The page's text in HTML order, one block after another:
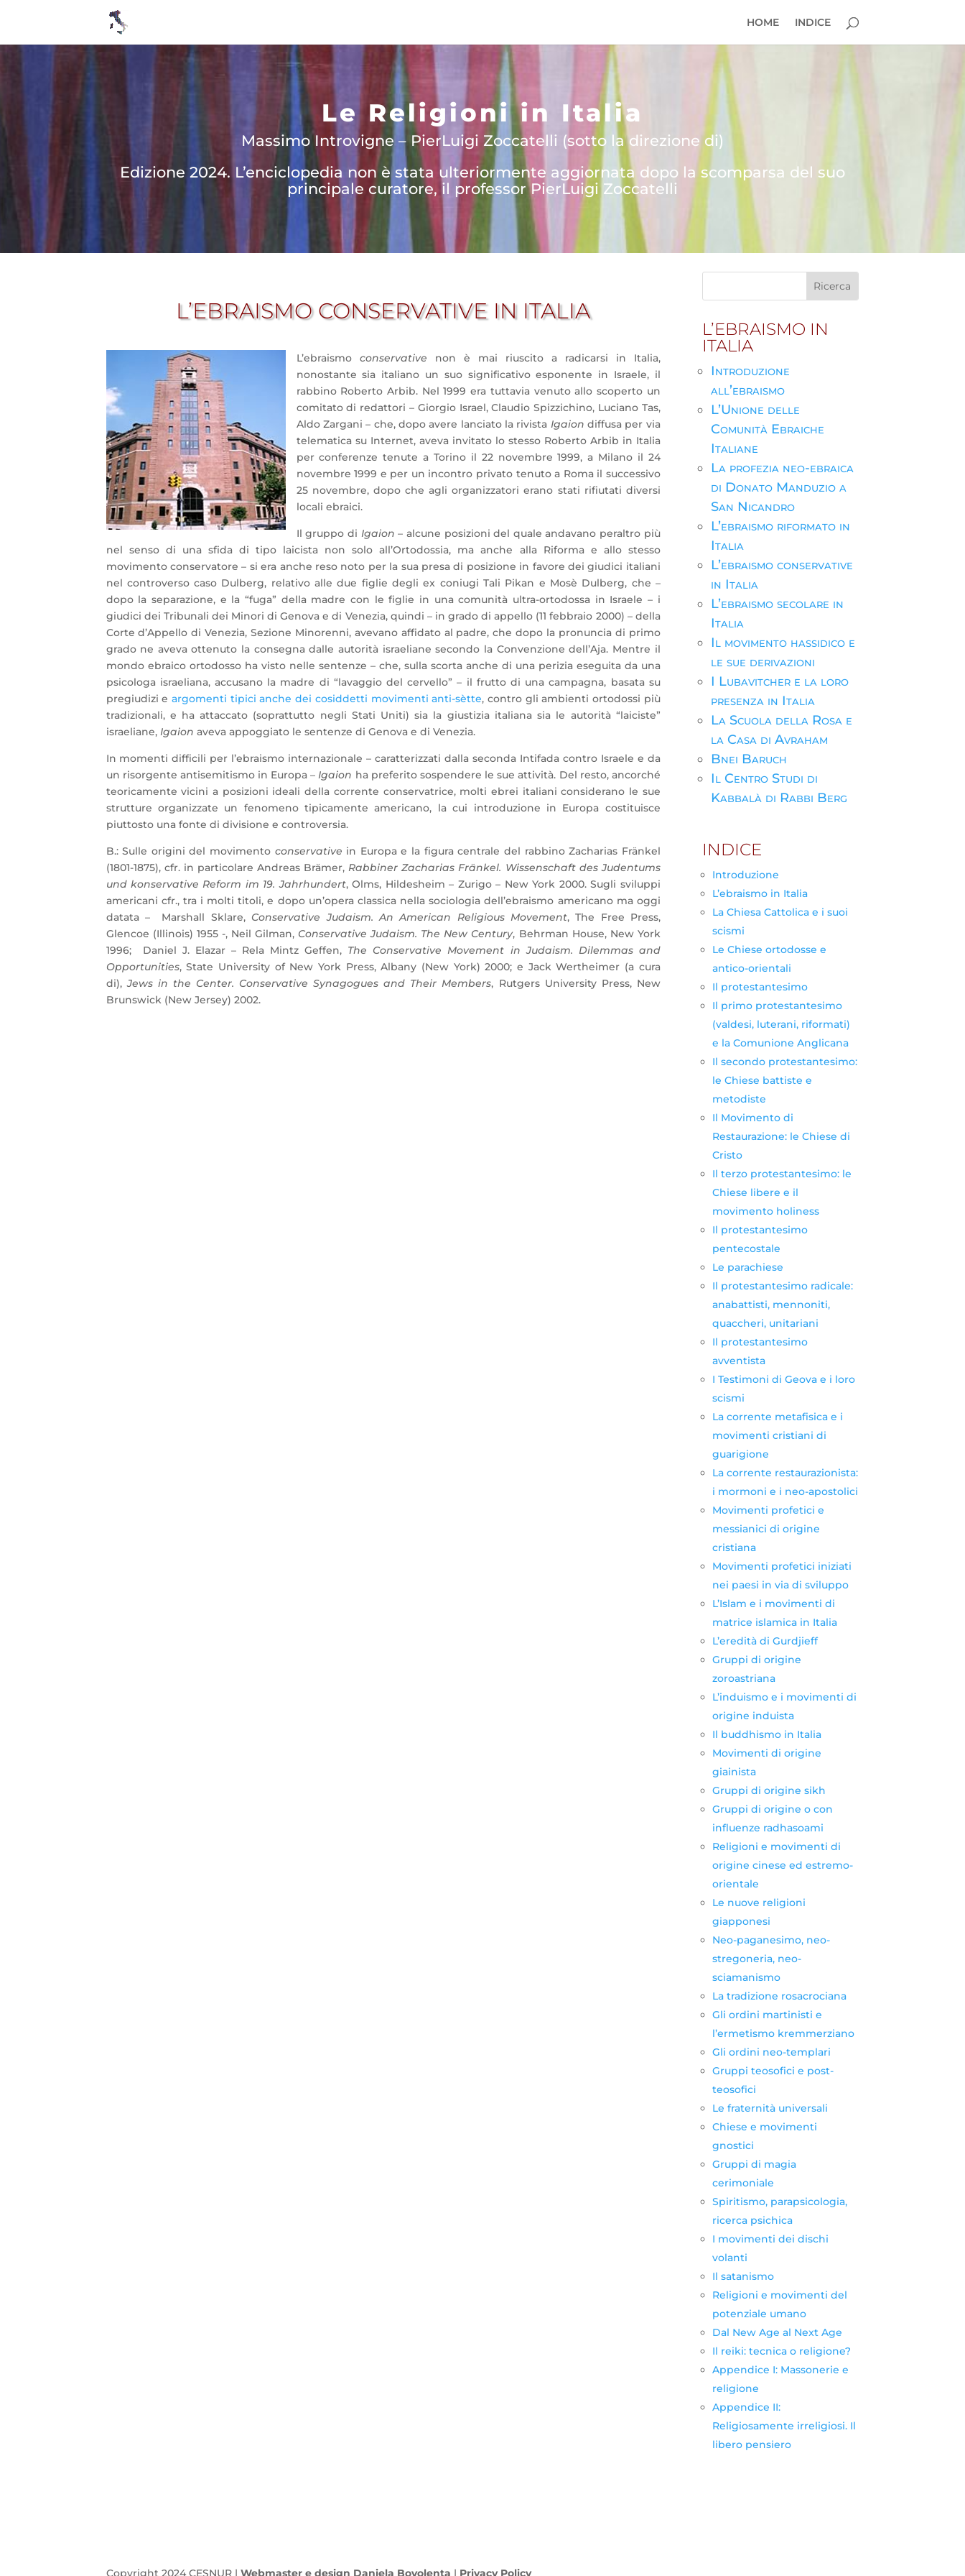
HOME INDICE
Le Religioni in Italia
Massimo Introvigne – PierLuigi Zoccatelli (sotto la direzione di)
Edizione 2024. L’enciclopedia non è stata ulteriormente aggiornata dopo la scomparsa del suo
principale curatore, il professor PierLuigi Zoccatelli
L’EBRAISMO CONSERVATIVE IN ITALIA
L’ebraismo conservative non è mai riuscito a radicarsi in Italia,
nonostante sia italiano un suo significativo esponente in Israele, il
rabbino Roberto Arbib. Nel 1999 era tuttavia venuto allo scoperto un
comitato di redattori – Giorgio Israel, Claudio Spizzichino, Luciano Tas,
Aldo Zargani – che, dopo avere lanciato la rivista Igaion diffusa per via
telematica su Internet, aveva invitato lo stesso Roberto Arbib in Italia
per conferenze tenute a Torino il 22 novembre 1999, a Milano il 24
novembre 1999 e per un incontro privato tenuto a Roma il successivo
25 novembre, dopo che agli organizzatori erano stati rifiutati diversi
locali ebraici.
Il gruppo di Igaion– alcune posizioni del quale andavano peraltro più
nel senso di una sfida di tipo laicista non solo all’Ortodossia, ma anche alla Riforma e allo stesso
movimento conservatore – si era anche reso noto per la sua presa di posizione in favore dei giudici italiani
nel controverso caso Dulberg, relativo alle due figlie degli ex coniugi Tali Pikan e Mosè Dulberg, che –
dopo la separazione, e la “fuga” della madre con le figlie in una comunità ultra-ortodossa in Israele – i
giudici dei Tribunali dei Minori di Genova e di Venezia, quindi – in grado di appello (11 febbraio 2000) – della
Corte d’Appello di Venezia, Sezione Minorenni, avevano affidato al padre, che dopo la pronuncia di primo
grado ne aveva ottenuto la consegna dalle autorità israeliane secondo la Convenzione dell’Aja. Mentre il
mondo ebraico ortodosso ha visto nelle sentenze – che, sulla scorta anche di una perizia eseguita da una
psicologa israeliana, accusano la madre di “lavaggio del cervello” – il frutto di una campagna, basata su
pregiudizi e argomenti tipici anche dei cosiddetti movimenti anti-sètte, contro gli ambienti ortodossi più
tradizionali, e ha attaccato (soprattutto negli Stati Uniti) sia la giustizia italiana sia le autorità “laiciste”
israeliane, Igaion aveva appoggiato le sentenze di Genova e di Venezia.
In momenti difficili per l’ebraismo internazionale – caratterizzati dalla seconda Intifada contro Israele e da
un risorgente antisemitismo in Europa –Igaion ha preferito sospendere le sue attività. Del resto, ancorché
teoricamente vicini a posizioni ideali della corrente conservatrice, molti ebrei italiani considerano le sue
strutture organizzate un fenomeno tipicamente americano, la cui introduzione in Europa costituisce
piuttosto una fonte di divisione e controversia.
B.: Sulle origini del movimento conservative in Europa e la figura centrale del rabbino Zacharias Fränkel
(1801-1875), cfr. in particolare Andreas Brämer,Rabbiner Zacharias Fränkel. Wissenschaft des Judentums
und konservative Reform im 19. Jahrhundert, Olms, Hildesheim – Zurigo – New York 2000. Sugli sviluppi
americani cfr., tra i molti titoli, e dopo un’opera classica nella sociologia dell’ebraismo americano ma oggi
datata – Marshall Sklare, Conservative Judaism.An American Religious Movement, The Free Press,
Glencoe (Illinois) 1955 -, Neil Gilman, Conservative Judaism. The New Century, Behrman House, New York
1996; Daniel J. Elazar – Rela Mintz Geffen, The Conservative Movement in Judaism. Dilemmas and
Opportunities, State University of New York Press, Albany (New York) 2000; e Jack Wertheimer (a cura
di),Jews in the Center. Conservative Synagogues and Their Members, Rutgers University Press, New
Brunswick (New Jersey) 2002.
L’EBRAISMO IN
ITALIA
Introduzione
all’ebraismo
L’Unione delle
Comunità Ebraiche
Italiane
La profezia neo-ebraica
di Donato Manduzio a
San Nicandro
L’ebraismo riformato in
Italia
L’ebraismo conservative
in Italia
L’ebraismo secolare in
Italia
Il movimento hassidico e
le sue derivazioni
I Lubavitcher e la loro
presenza in Italia
La Scuola della Rosa e
la Casa di Avraham
Bnei Baruch
Il Centro Studi di
Kabbalà di Rabbi Berg
INDICE
Introduzione
L’ebraismo in Italia
La Chiesa Cattolica e i suoi
scismi
Le Chiese ortodosse e
antico-orientali
Il protestantesimo
Il primo protestantesimo
(valdesi, luterani, riformati)
e la Comunione Anglicana
Il secondo protestantesimo:
le Chiese battiste e
metodiste
Il Movimento di
Restaurazione: le Chiese di
Cristo
Il terzo protestantesimo: le
Chiese libere e il
movimento holiness
Il protestantesimo
pentecostale
Le parachiese
Il protestantesimo radicale:
anabattisti, mennoniti,
quaccheri, unitariani
Il protestantesimo
avventista
I Testimoni di Geova e i loro
scismi
La corrente metafisica e i
movimenti cristiani di
guarigione
La corrente restaurazionista:
i mormoni e i neo-apostolici
Movimenti profetici e
messianici di origine
cristiana
Movimenti profetici iniziati
nei paesi in via di sviluppo
L’Islam e i movimenti di
matrice islamica in Italia
L’eredità di Gurdjieff
Gruppi di origine
zoroastriana
L’induismo e i movimenti di
origine induista
Il buddhismo in Italia
Movimenti di origine
giainista
Gruppi di origine sikh
Gruppi di origine o con
influenze radhasoami
Religioni e movimenti di
origine cinese ed estremo-
orientale
Le nuove religioni
giapponesi
Neo-paganesimo, neo-
stregoneria, neo-
sciamanismo
La tradizione rosacrociana
Gli ordini martinisti e
l’ermetismo kremmerziano
Gli ordini neo-templari
Gruppi teosofici e post-
teosofici
Le fraternità universali
Chiese e movimenti
gnostici
Gruppi di magia
cerimoniale
Spiritismo, parapsicologia,
ricerca psichica
I movimenti dei dischi
volanti
Il satanismo
Religioni e movimenti del
potenziale umano
Dal New Age al Next Age
Il reiki: tecnica o religione?
Appendice I: Massonerie e
religione
Appendice II:
Religiosamente irreligiosi. Il
libero pensiero
Copyright 2024 CESNUR | Webmaster e design Daniela Bovolenta | Privacy Policy